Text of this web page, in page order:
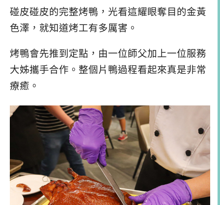
碰皮碰皮的完整烤鴨，光看這耀眼奪目的金黃
色澤，就知道烤工有多厲害。
烤鴨會先推到定點，由一位師父加上一位服務
大姊攜手合作。整個片鴨過程看起來真是非常
療癒。